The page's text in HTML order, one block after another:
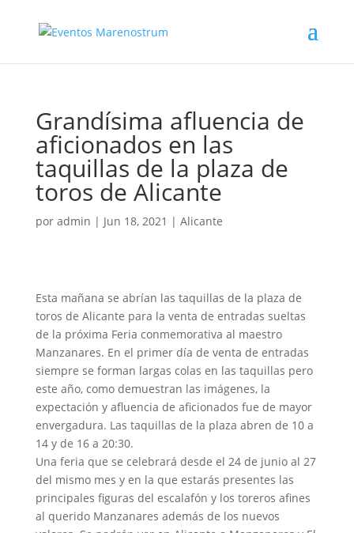
Grandísima afluencia de
aficionados en las
taquillas de la plaza de
toros de Alicante
por admin | Jun 18, 2021 | Alicante
Esta mañana se abrían las taquillas de la plaza de
toros de Alicante para la venta de entradas sueltas
de la próxima Feria conmemorativa al maestro
Manzanares. En el primer día de venta de entradas
siempre se forman largas colas en las taquillas pero
este año, como demuestran las imágenes, la
expectación y afluencia de aficionados fue de mayor
envergadura. Las taquillas de la plaza abren de 10 a
14 y de 16 a 20:30.
Una feria que se celebrará desde el 24 de junio al 27
del mismo mes y en la que estarás presentes las
principales figuras del escalafón y los toreros afines
al querido Manzanares además de los nuevos